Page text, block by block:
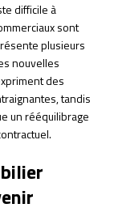
difficile à
sont
plusieurs
nouvelles
des
tandis
un rééquilibrage